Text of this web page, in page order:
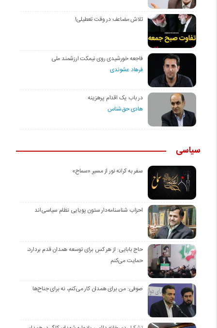
تلاش مضاعف در وقت تعطیلی!
فاجعه خورشیدی روی نیمکت ارزشمند ملی
فرهاد عشوندی
در باب یک اقدام پرهزینه
هادی حق‌شناس
سیاسی
سفر به کرانه‌ نور از مسیرِ «سماح»
احزاب شناسنامه‌دار ستون پویایی نظام سیاسی‌اند
حاج بابایی: از هر کس برای توسعه همدان قدم بردارد،
حمایت می‌کنم
صوفی: من برای همدان کار می‌کنم، نه برای جناح‌ها